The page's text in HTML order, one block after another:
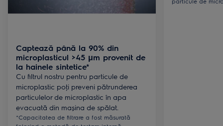
Captează până la 90% din
microplasticul >45 μm provenit de
la hainele sintetice*
Cu filtrul nostru pentru particule de
microplastic poţi preveni pătrunderea
particulelor de microplastic în apa
evacuată din mașina de spălat.
*Capacitatea de filtrare a fost măsurată